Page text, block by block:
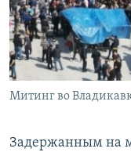
СОЦИАЛЬНЫЕ СЕТИ
Все сайты РСЕ/
Митинг во
Задержанным на